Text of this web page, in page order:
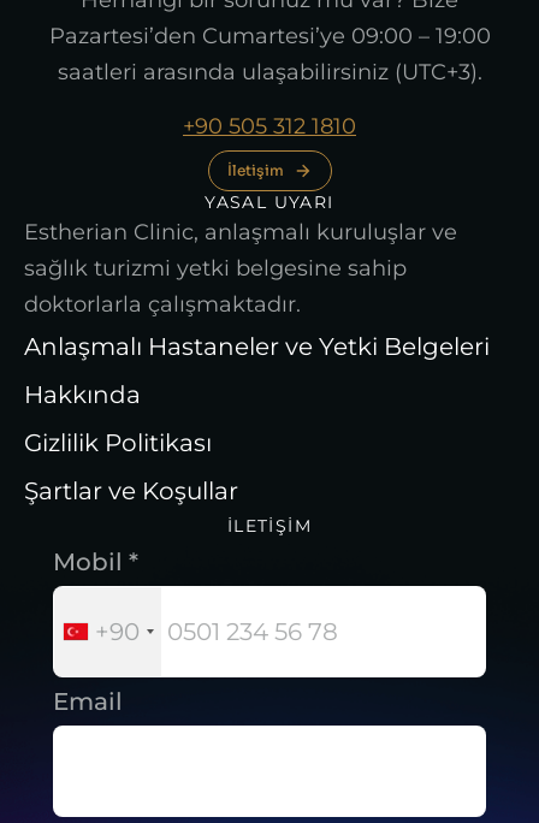
Pazartesi’den Cumartesi’ye 09:00 – 19:00
saatleri arasında ulaşabilirsiniz (UTC+3).
+90 505 312 1810
İletişim
YASAL UYARI
Estherian Clinic, anlaşmalı kuruluşlar ve
sağlık turizmi yetki belgesine sahip
doktorlarla çalışmaktadır.
Anlaşmalı Hastaneler ve Yetki Belgeleri
Hakkında
Gizlilik Politikası
Şartlar ve Koşullar
İLETIŞIM
Mobil *
+90
Email